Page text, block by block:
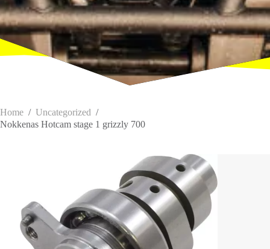
Home / Uncategorized /
Nokkenas Hotcam stage 1 grizzly 700